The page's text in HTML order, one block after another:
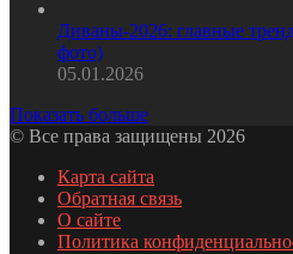
Диваны-2026: главные
фото)
05.01.2026
Показать больше
© Все права защищены 2026
Карта сайта
Обратная связь
О сайте
Политика